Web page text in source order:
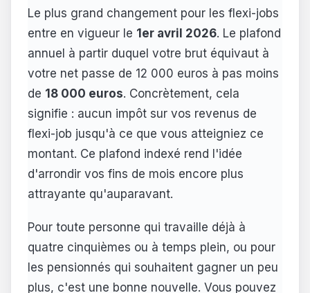
Le plus grand changement pour les flexi-jobs
entre en vigueur le 1er avril 2026. Le plafond
annuel à partir duquel votre brut équivaut à
votre net passe de 12 000 euros à pas moins
de 18 000 euros. Concrètement, cela
signifie : aucun impôt sur vos revenus de
flexi-job jusqu'à ce que vous atteigniez ce
montant. Ce plafond indexé rend l'idée
d'arrondir vos fins de mois encore plus
attrayante qu'auparavant.
Pour toute personne qui travaille déjà à
quatre cinquièmes ou à temps plein, ou pour
les pensionnés qui souhaitent gagner un peu
plus, c'est une bonne nouvelle. Vous pouvez